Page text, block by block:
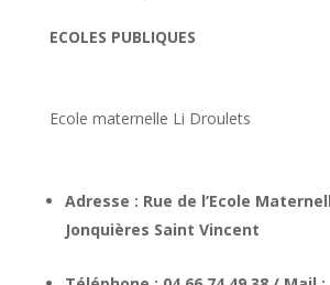
ECOLES PUBLIQUES
Ecole maternelle Li Droulets
Adresse : Rue de l’Ecole
Jonquières Saint Vincent